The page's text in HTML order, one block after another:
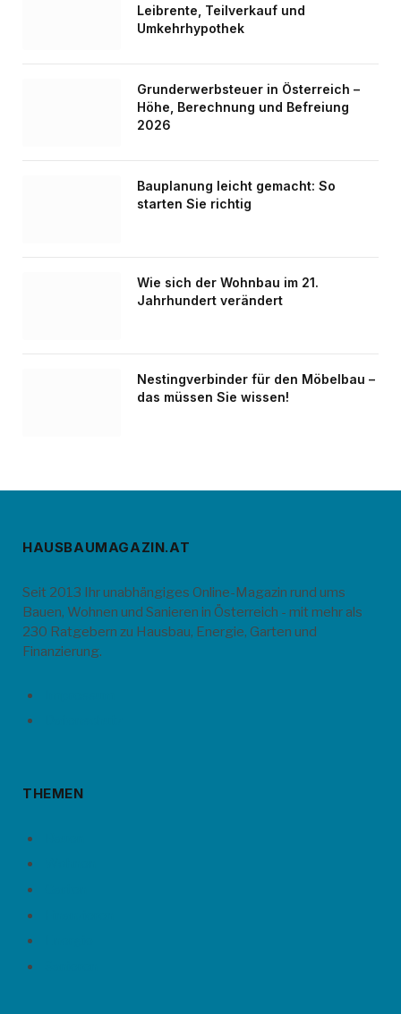
Leibrente, Teilverkauf und
Umkehrhypothek
Grunderwerbsteuer in Österreich –
Höhe, Berechnung und Befreiung
2026
Bauplanung leicht gemacht: So
starten Sie richtig
Wie sich der Wohnbau im 21.
Jahrhundert verändert
Nestingverbinder für den Möbelbau –
das müssen Sie wissen!
HAUSBAUMAGAZIN.AT
Seit 2013 Ihr unabhängiges Online-Magazin rund ums
Bauen, Wohnen und Sanieren in Österreich - mit mehr als
230 Ratgebern zu Hausbau, Energie, Garten und
Finanzierung.
THEMEN